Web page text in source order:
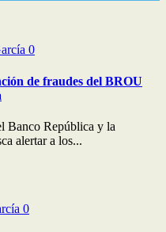
0
de fraudes del BROU
Banco República y la
alertar a los...
0